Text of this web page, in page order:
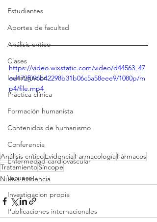
Estudiantes
Aportes de facultad
Análisis crítico
Clases
Investigación
Práctica clínica
Formación humanista
Contenidos de humanismo
Conferencia
Enfermedad cardiovascular
Vacunas
Investigacion propia
Publicaciones internacionales
https://video.wixstatic.com/video/d44563_47
ed172f096b42298b31b06c5a58eee9/1080p/m
p4/file.mp4
Análisis críticoEvidenciaFarmacologíaFármacos
TratamientoSíncope
Nueva evidencia